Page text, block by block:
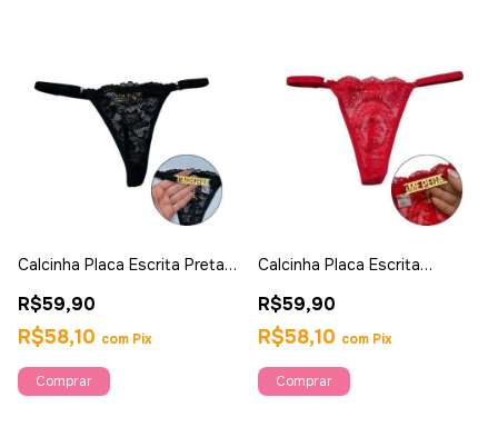
Calcinha Placa Escrita Preta -
R$59,90
R$58,10 com Pix
Comprar
Calcinha Placa Escrita
R$59,90
R$58,10 com Pix
Comprar